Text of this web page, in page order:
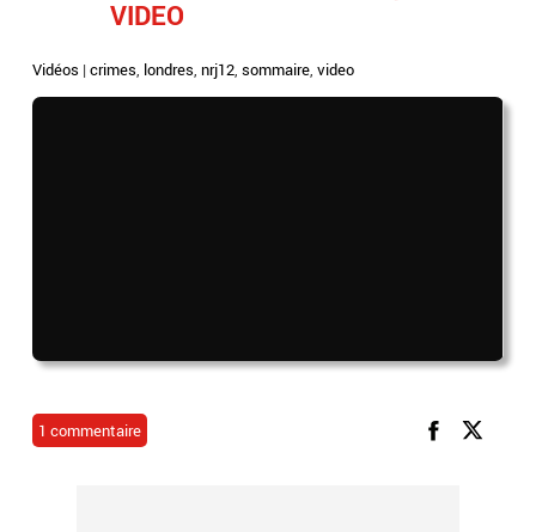
VIDEO
Vidéos |crimes, londres,nrj12,sommaire,video
1 commentaire